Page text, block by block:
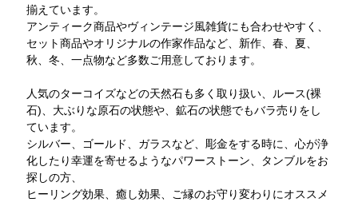
揃えています。
アンティーク商品やヴィンテージ風雑貨にも合わせやすく、
セット商品やオリジナルの作家作品など、新作、春、夏、
秋、冬、一点物など多数ご用意しております。
人気のターコイズなどの天然石も多く取り扱い、ルース(裸
石)、大ぶりな原石の状態や、鉱石の状態でもバラ売りをし
ています。
シルバー、ゴールド、ガラスなど、彫金をする時に、心が浄
化したり幸運を寄せるようなパワーストーン、タンブルをお
探しの方、
ヒーリング効果、癒し効果、ご縁のお守り変わりにオススメ